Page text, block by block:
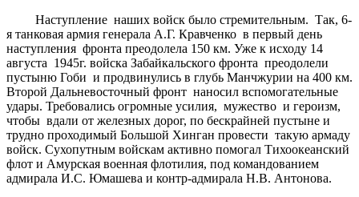
Наступление наших войск было стремительным. Так, 6-
я танковая армия генерала А.Г. Кравченко в первый день
наступления фронта преодолела 150 км. Уже к исходу 14
августа 1945г. войска Забайкальского фронта преодолели
пустыню Гоби и продвинулись в глубь Манчжурии на 400 км.
Второй Дальневосточный фронт наносил вспомогательные
удары. Требовались огромные усилия, мужество и героизм,
чтобы вдали от железных дорог, по бескрайней пустыне и
трудно проходимый Большой Хинган провести такую армаду
войск. Сухопутным войскам активно помогал Тихоокеанский
флот и Амурская военная флотилия, под командованием
адмирала И.С. Юмашева и контр-адмирала Н.В. Антонова.